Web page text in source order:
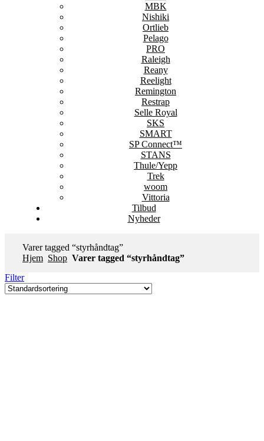
MBK
Nishiki
Ortlieb
Pelago
PRO
Raleigh
Reany
Reelight
Remington
Restrap
Selle Royal
SKS
SMART
SP Connect™
STANS
Thule/Yepp
Trek
woom
Vittoria
Tilbud
Nyheder
Varer tagged “styrhåndtag”
Hjem Shop Varer tagged “styrhåndtag”
Filter